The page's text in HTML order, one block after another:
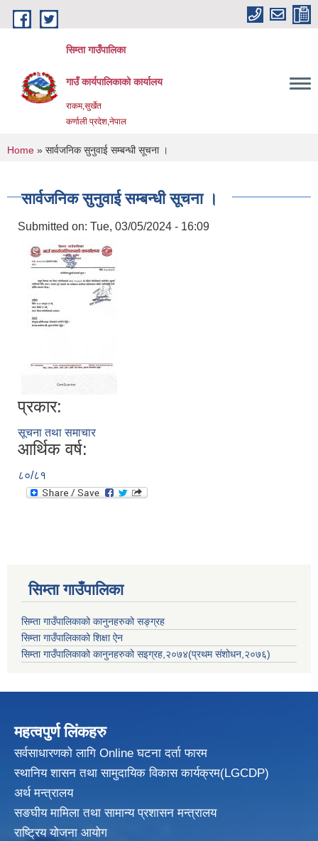
Skip to main content
सिम्ता गाउँपालिका
गाउँ कार्यपालिकाको कार्यालय
राकम,सुर्खेत
कर्णाली प्रदेश,नेपाल
You are here
Home » सार्वजनिक सुनुवाई सम्बन्धी सूचना ।
सार्वजनिक सुनुवाई सम्बन्धी सूचना ।
Submitted on: Tue, 03/05/2024 - 16:09
प्रकार:
सूचना तथा समाचार
आर्थिक वर्ष:
८०/८१
सिम्ता गाउँपालिका
सिम्ता गाउँपालिकाको कानुनहरुको सङ्ग्रह
सिम्ता गाउँपालिकाको शिक्षा ऐन
सिम्ता गाउँपालिकाको कानुनहरुको सइग्रह,२०७४(प्रथम संशोधन,२०७६)
महत्वपुर्ण लिंकहरु
सर्वसाधारणको लागि Online घटना दर्ता फारम
स्थानिय शासन तथा सामुदायिक विकासकार्यक्रम(LGCDP)
अर्थ मन्त्रालय
सङघीय मामिला तथा सामान्य प्रशासन मन्त्रालय
राष्ट्रिय योजना आयोग